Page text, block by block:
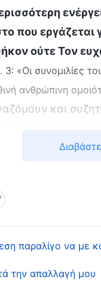
που
ούτε Τον
«Οι συνομιλίες
ανθρώπινη
και
τον λόγο του
την ανεπαρκή
και να το
σκεφτόμουν
ήταν απλώς
παραλίγο να με
την απαλλαγή μου